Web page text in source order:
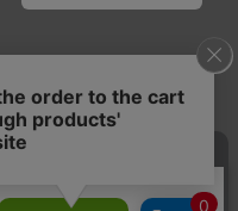
All Rights Reserved.